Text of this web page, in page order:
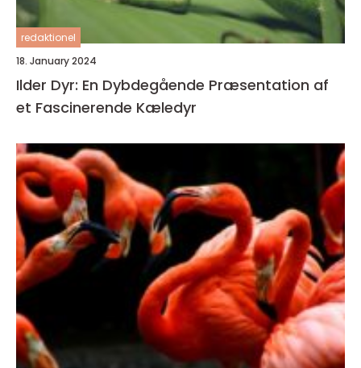
redaktionel
18. January 2024
Ilder Dyr: En Dybdegående Præsentation af
et Fascinerende Kæledyr